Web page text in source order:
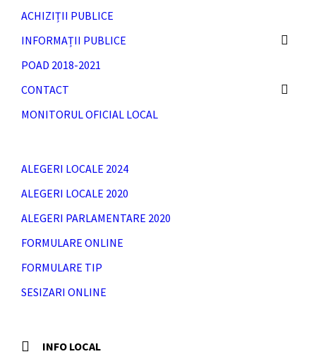
ACHIZIȚII PUBLICE
INFORMAȚII PUBLICE
POAD 2018-2021
CONTACT
MONITORUL OFICIAL LOCAL
ALEGERI LOCALE 2024
ALEGERI LOCALE 2020
ALEGERI PARLAMENTARE 2020
FORMULARE ONLINE
FORMULARE TIP
SESIZARI ONLINE
INFO LOCAL